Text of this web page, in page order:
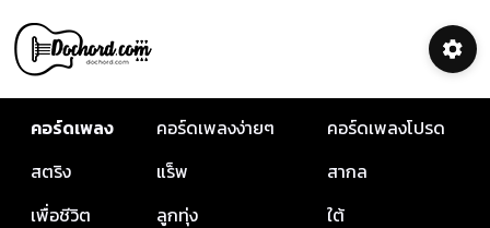
คอร์ดเพลง คอร์ดเพลงง่ายๆ
คอร์ดเพลงโปรด
สตริง
แร็พ
สากล
เพื่อชีวิต
ลูกทุ่ง
ใต้